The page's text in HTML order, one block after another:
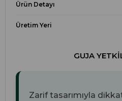
Ürün Detayı
Üretim Yeri
GUJA
Zarif tasarımıyla